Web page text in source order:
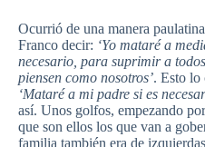
Ocurrió de una manera
Franco decir: ‘Yo mataré a
necesario, para suprimir a
piensen como nosotros’. Esto lo
‘Mataré a mi padre si es
así. Unos golfos, empezando
que son ellos los que van a
familia también era de